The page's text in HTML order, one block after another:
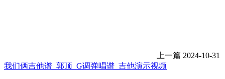
上一篇 2024-10-31
我们俩吉他谱_郭顶_G调弹唱谱_吉他演示视频